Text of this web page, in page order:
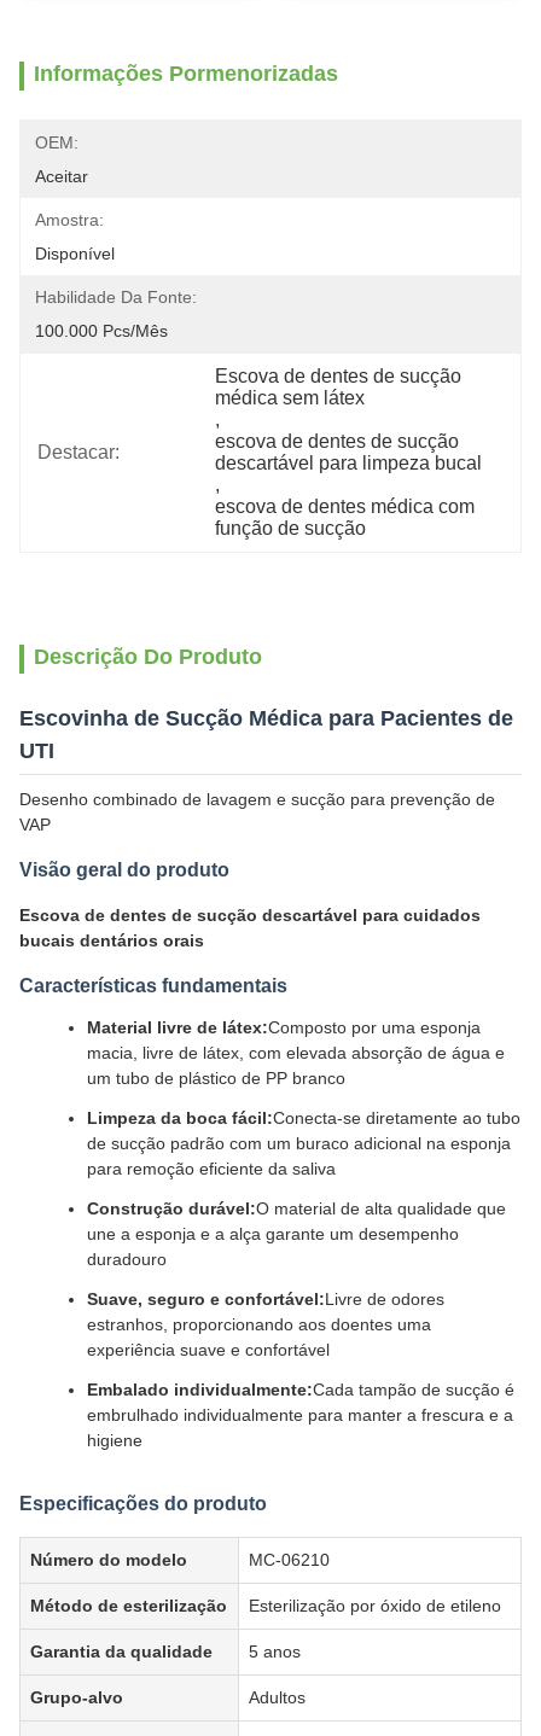
Informações Pormenorizadas
OEM:
Aceitar
Amostra:
Disponível
Habilidade Da Fonte:
100.000 Pcs/mês
Destacar:
Escova de dentes de sucção
médica sem látex
,
escova de dentes de sucção
descartável para limpeza bucal
,
escova de dentes médica com
função de sucção
Descrição Do Produto
Escovinha de Sucção Médica para Pacientes de
UTI
Desenho combinado de lavagem e sucção para prevenção de
VAP
Visão geral do produto
Escova de dentes de sucção descartável para cuidados
bucais dentários orais
Características fundamentais
Material livre de látex:Composto por uma esponja
macia, livre de látex, com elevada absorção de água e
um tubo de plástico de PP branco
Limpeza da boca fácil:Conecta-se diretamente ao tubo
de sucção padrão com um buraco adicional na esponja
para remoção eficiente da saliva
Construção durável:O material de alta qualidade que
une a esponja e a alça garante um desempenho
duradouro
Suave, seguro e confortável:Livre de odores
estranhos, proporcionando aos doentes uma
experiência suave e confortável
Embalado individualmente:Cada tampão de sucção é
embrulhado individualmente para manter a frescura e a
higiene
Especificações do produto